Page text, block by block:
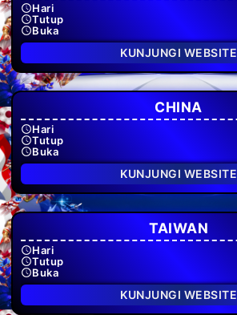
Hari
Tutup
Buka
KUNJUNGI WEBSITE
CHINA
Hari
Tutup
Buka
KUNJUNGI WEBSITE
TAIWAN
Hari
Tutup
Buka
KUNJUNGI WEBSITE